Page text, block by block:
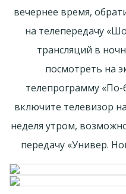
вечернее время,
на телепередачу
трансляций в
посмотреть на
телепрограмму «По-
включите телевизор
неделя утром,
передачу «Универ.